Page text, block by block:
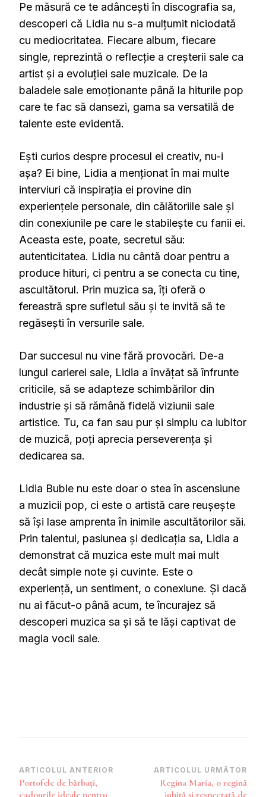
Pe măsură ce te adâncești în discografia sa,
descoperi că Lidia nu s-a mulțumit niciodată
cu mediocritatea. Fiecare album, fiecare
single, reprezintă o reflecție a creșterii sale ca
artist și a evoluției sale muzicale. De la
baladele sale emoționante până la hiturile pop
care te fac să dansezi, gama sa versatilă de
talente este evidentă.
Ești curios despre procesul ei creativ, nu-i
așa? Ei bine, Lidia a menționat în mai multe
interviuri că inspirația ei provine din
experiențele personale, din călătoriile sale și
din conexiunile pe care le stabilește cu fanii ei.
Aceasta este, poate, secretul său:
autenticitatea. Lidia nu cântă doar pentru a
produce hituri, ci pentru a se conecta cu tine,
ascultătorul. Prin muzica sa, îți oferă o
fereastră spre sufletul său și te invită să te
regăsești în versurile sale.
Dar succesul nu vine fără provocări. De-a
lungul carierei sale, Lidia a învățat să înfrunte
criticile, să se adapteze schimbărilor din
industrie și să rămână fidelă viziunii sale
artistice. Tu, ca fan sau pur și simplu ca iubitor
de muzică, poți aprecia perseverența și
dedicarea sa.
Lidia Buble nu este doar o stea în ascensiune
a muzicii pop, ci este o artistă care reușește
să își lase amprenta în inimile ascultătorilor săi.
Prin talentul, pasiunea și dedicația sa, Lidia a
demonstrat că muzica este mult mai mult
decât simple note și cuvinte. Este o
experiență, un sentiment, o conexiune. Și dacă
nu ai făcut-o până acum, te încurajez să
descoperi muzica sa și să te lăși captivat de
magia vocii sale.
Navigare
în
ARTICOLUL ANTERIOR
Portofele de bărbați,
ARTICOLUL URMĂTOR
Regina Maria, o regină